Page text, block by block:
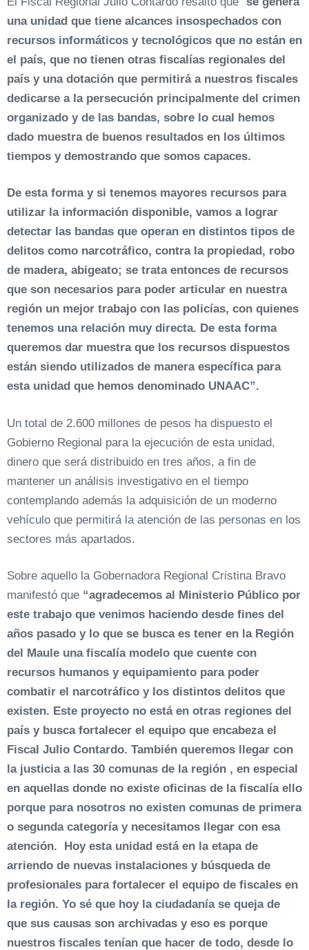
una unidad que tiene alcances insospechados con
recursos informáticos y tecnológicos que no están en
el país, que no tienen otras fiscalías regionales del
país y una dotación que permitirá a nuestros fiscales
dedicarse a la persecución principalmente del crimen
organizado y de las bandas, sobre lo cual hemos
dado muestra de buenos resultados en los últimos
tiempos y demostrando que somos capaces.
De esta forma y si tenemos mayores recursos para
utilizar la información disponible, vamos a lograr
detectar las bandas que operan en distintos tipos de
delitos como narcotráfico, contra la propiedad, robo
de madera, abigeato; se trata entonces de recursos
que son necesarios para poder articular en nuestra
región un mejor trabajo con las policías, con quienes
tenemos una relación muy directa. De esta forma
queremos dar muestra que los recursos dispuestos
están siendo utilizados de manera específica para
esta unidad que hemos denominado UNAAC”.
Un total de 2.600 millones de pesos ha dispuesto el
Gobierno Regional para la ejecución de esta unidad,
dinero que será distribuido en tres años, a fin de
mantener un análisis investigativo en el tiempo
contemplando además la adquisición de un moderno
vehículo que permitirá la atención de las personas en los
sectores más apartados.
Sobre aquello la Gobernadora Regional Cristina Bravo
manifestó que “agradecemos al Ministerio Público por
este trabajo que venimos haciendo desde fines del
años pasado y lo que se busca es tener en la Región
del Maule una fiscalía modelo que cuente con
recursos humanos y equipamiento para poder
combatir el narcotráfico y los distintos delitos que
existen. Este proyecto no está en otras regiones del
país y busca fortalecer el equipo que encabeza el
Fiscal Julio Contardo. También queremos llegar con
la justicia a las 30 comunas de la región , en especial
en aquellas donde no existe oficinas de la fiscalía ello
porque para nosotros no existen comunas de primera
o segunda categoría y necesitamos llegar con esa
atención. Hoy esta unidad está en la etapa de
arriendo de nuevas instalaciones y búsqueda de
profesionales para fortalecer el equipo de fiscales en
la región. Yo sé que hoy la ciudadanía se queja de
que sus causas son archivadas y eso es porque
nuestros fiscales tenían que hacer de todo, desde lo